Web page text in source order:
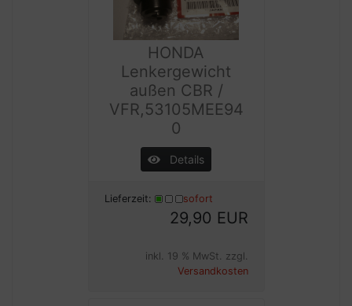
HONDA
Lenkergewicht
außen CBR /
VFR,53105MEE94
0
Details
Lieferzeit: sofort
29,90 EUR
inkl. 19 % MwSt. zzgl.
Versandkosten